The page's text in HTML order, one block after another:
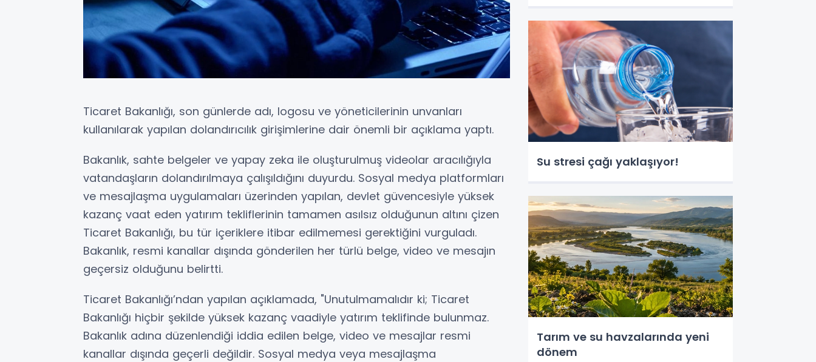
Ticaret Bakanlığı, son günlerde adı, logosu ve yöneticilerinin unvanları
kullanılarak yapılan dolandırıcılık girişimlerine dair önemli bir açıklama yaptı.
Bakanlık, sahte belgeler ve yapay zeka ile oluşturulmuş videolar aracılığıyla
vatandaşların dolandırılmaya çalışıldığını duyurdu. Sosyal medya platformları
ve mesajlaşma uygulamaları üzerinden yapılan, devlet güvencesiyle yüksek
kazanç vaat eden yatırım tekliflerinin tamamen asılsız olduğunun altını çizen
Ticaret Bakanlığı, bu tür içeriklere itibar edilmemesi gerektiğini vurguladı.
Bakanlık, resmi kanallar dışında gönderilen her türlü belge, video ve mesajın
geçersiz olduğunu belirtti.
Ticaret Bakanlığı’ndan yapılan açıklamada, "Unutulmamalıdır ki; Ticaret
Bakanlığı hiçbir şekilde yüksek kazanç vaadiyle yatırım teklifinde bulunmaz.
Bakanlık adına düzenlendiği iddia edilen belge, video ve mesajlar resmi
kanallar dışında geçerli değildir. Sosyal medya veya mesajlaşma
Su stresi çağı yaklaşıyor!
Tarım ve su havzalarında yeni
dönem